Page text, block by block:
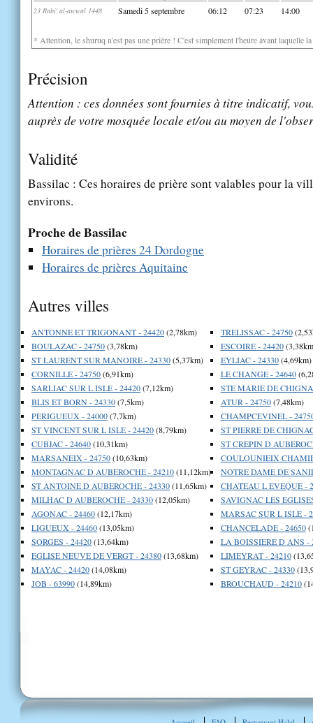
23 Rabi' al-awwal 1448 Samedi 5 septembre 06:12 07:23 14:00
* Attention, le shuruq n'est pas une prière ! C'est simplement l'heure avant laquelle
Précision
Attention : ces données sont fournies à titre indicatif,
auprès de votre mosquée locale et/ou au moyen de
Validité
Bassilac : Ces horaires de prière sont valables pour la
environs.
Proche de Bassilac
Horaires de prières 24 Dordogne
Horaires de prières Aquitaine
Autres villes
ANTONNE ET TRIGONANT - 24420(2,78km)
BOULAZAC - 24750(3,78km)
ST LAURENT SUR MANOIRE - 24330(5,37km)
CORNILLE - 24750(6,91km)
SARLIAC SUR L ISLE - 24420(7,12km)
BLIS ET BORN - 24330(7,5km)
PERIGUEUX - 24000(7,7km)
ST VINCENT SUR L ISLE - 24420(8,79km)
CUBJAC - 24640(10,31km)
MARSANEIX - 24750(10,63km)
MONTAGNAC D AUBEROCHE - 24210(11,12km)
ST ANTOINE D AUBEROCHE - 24330(11,65km)
MILHAC D AUBEROCHE - 24330(12,05km)
AGONAC - 24460(12,17km)
LIGUEUX - 24460(13,05km)
SORGES - 24420(13,64km)
EGLISE NEUVE DE VERGT - 24380(13,68km)
MAYAC - 24420(14,08km)
JOB - 63990(14,89km)
TRELISSAC - 24750
ESCOIRE - 24420
EYLIAC - 24330(4,69km)
LE CHANGE - 24640
STE MARIE DE
ATUR - 24750(7,48km)
CHAMPCEVINEL -
ST PIERRE DE
ST CREPIN D
COULOUNIEIX
NOTRE DAME DE
CHATEAU L EVEQUE -
SAVIGNAC LES
MARSAC SUR L ISLE -
CHANCELADE - 24650
LA BOISSIERE D ANS -
LIMEYRAT - 24210
ST GEYRAC - 24330
BROUCHAUD - 24210